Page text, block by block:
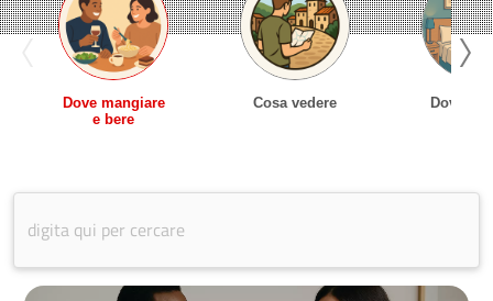
Dove mangiare
e bere
Cosa vedere Dove